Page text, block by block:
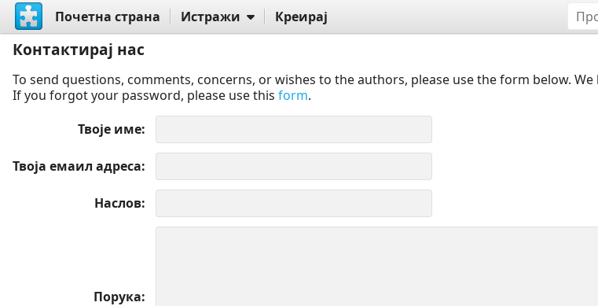
Почетна страна Истражи Креирај
Контактирај нас
To send questions, comments, concerns, or wishes to the authors, please use the form below.
If you forgot your password, please use this form.
Твоје име
Твоја емаил адреса
Наслов
Порука